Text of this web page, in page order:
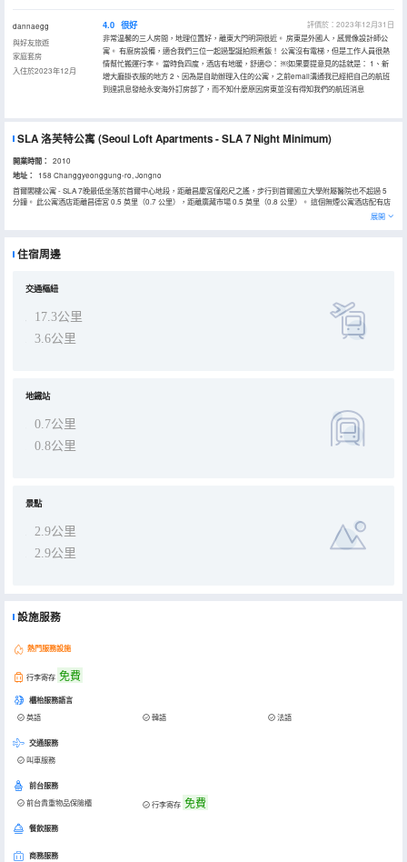
dannaegg
與好友旅遊
家庭套房
入住於2023年12月
4.0 很好
評價於：2023年12月31日
非常温馨的三人房間，地理位置好，離東大門明洞很近。 房東是外國人，感覺像設計師公
寓。 有廚房設備，適合我們三位一起過聖誕拍照煮飯！ 公寓沒有電梯，但是工作人員很熱
情幫忙搬運行李。 當時負四度，酒店有地暖，舒適😊： ￼如果要提意見的話就是： 1、新
增大廳掛衣服的地方 2、因為是自助辦理入住的公寓，之前email溝通我已經把自己的航班
到達訊息發給永安海外訂房部了，而不知什麼原因房東並沒有得知我們的航班消息
SLA 洛芙特公寓(Seoul Loft Apartments - SLA 7 Night Minimum)
開業時間： 2010
地址：
158 Changgyeonggung-ro, Jongno
首爾閣樓公寓 - SLA 7晚最低坐落於首爾中心地段，距離昌慶宮僅咫尺之遙，步行到首爾國立大學附屬醫院也不超過 5
分鐘。 此公寓酒店距離昌德宮 0.5 英里（0.7 公里），距離廣藏市場 0.5 英里（0.8 公里）。 這個無煙公寓酒店配有店
外停車場、行李員服務和店內免費自行車。娛樂活動/設施包括現場山地騎行。 特色服務/設施包括多語言服務、行李寄
存和洗衣設施。設有收費的24 小時往返機場班車。 有 25 間特色裝修的客房提供加熱地板和平板電視；選一間，好好款
展開
住宿周邊
交通樞紐
17.3公里
3.6公里
地鐵站
0.7公里
0.8公里
景點
2.9公里
2.9公里
設施服務
熱門服務設施
行李寄存 免費
櫃枱服務語言
英語 韓語 法語
交通服務
叫車服務
前台服務
前台貴重物品保險櫃 行李寄存 免費
餐飲服務
商務服務